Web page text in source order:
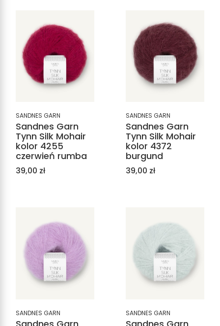
SANDNES GARN
Sandnes Garn
Tynn Silk Mohair
kolor 4255
czerwień rumba
Cena
39,00 zł
SANDNES GARN
Sandnes Garn
Tynn Silk Mohair
kolor 4372
burgund
Cena
39,00 zł
SANDNES GARN SANDNES GARN